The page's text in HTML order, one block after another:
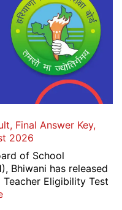
Final Answer Key,
2026
of School
Bhiwani has released
Eligibility Test
: